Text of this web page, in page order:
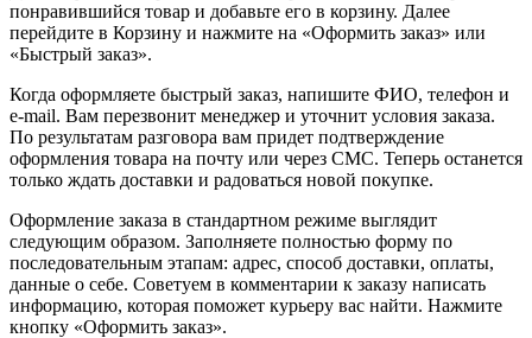
понравившийся товар и добавьте его в корзину. Далее
перейдите в Корзину и нажмите на «Оформить заказ» или
«Быстрый заказ».
Когда оформляете быстрый заказ, напишите ФИО, телефон и
e-mail. Вам перезвонит менеджер и уточнит условия заказа.
По результатам разговора вам придет подтверждение
оформления товара на почту или через СМС. Теперь останется
только ждать доставки и радоваться новой покупке.
Оформление заказа в стандартном режиме выглядит
следующим образом. Заполняете полностью форму по
последовательным этапам: адрес, способ доставки, оплаты,
данные о себе. Советуем в комментарии к заказу написать
информацию, которая поможет курьеру вас найти. Нажмите
кнопку «Оформить заказ».